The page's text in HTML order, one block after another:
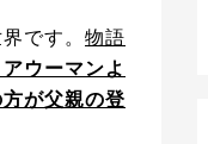
です。 物語
ウーマンよ
が父親の登